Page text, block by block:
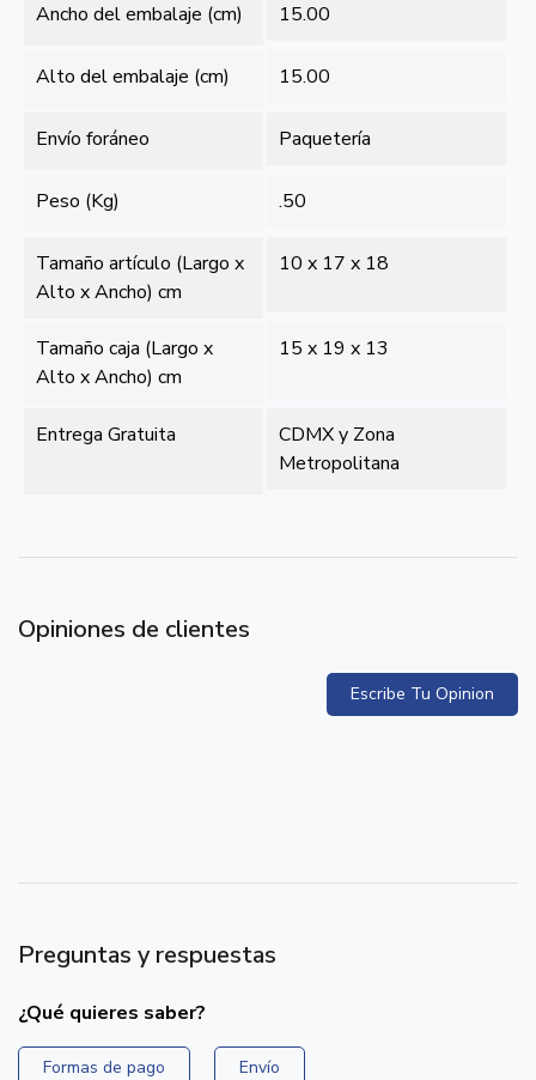
Ancho del embalaje (cm) 15.00
Alto del embalaje (cm) 15.00
Envío foráneo Paquetería
Peso (Kg) .50
Tamaño artículo (Largo x
Alto x Ancho) cm
10 x 17 x 18
Tamaño caja (Largo x
Alto x Ancho) cm
15 x 19 x 13
Entrega Gratuita
CDMX y Zona
Metropolitana
Opiniones de clientes
Escribe Tu Opinion
Preguntas y respuestas
¿Qué quieres saber?
Formas de pago
Envío